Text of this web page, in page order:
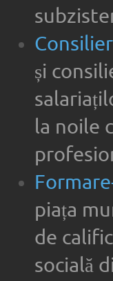
și
la noile
piața
de
socială